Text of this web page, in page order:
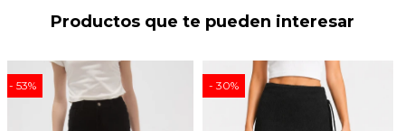
Productos que te pueden interesar
53 30